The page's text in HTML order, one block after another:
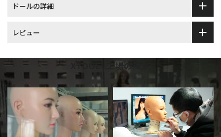
ドールの詳細
レビュー
XTDOLL工場の風景